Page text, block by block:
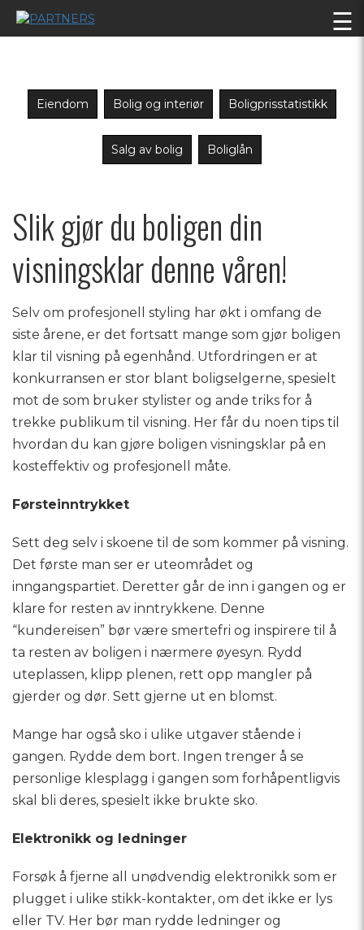
☰
Eiendom Bolig og interiør Boligprisstatistikk
Salg av bolig Boliglån
Slik gjør du boligen din
visningsklar denne våren!
Selv om profesjonell styling har økt i omfang de
siste årene, er det fortsatt mange som gjør boligen
klar til visning på egenhånd. Utfordringen er at
konkurransen er stor blant boligselgerne, spesielt
mot de som bruker stylister og ande triks for å
trekke publikum til visning. Her får du noen tips til
hvordan du kan gjøre boligen visningsklar på en
kosteffektiv og profesjonell måte.
Førsteinntrykket
Sett deg selv i skoene til de som kommer på visning.
Det første man ser er uteområdet og
inngangspartiet. Deretter går de inn i gangen og er
klare for resten av inntrykkene. Denne
“kundereisen” bør være smertefri og inspirere til å
ta resten av boligen i nærmere øyesyn. Rydd
uteplassen, klipp plenen, rett opp mangler på
gjerder og dør. Sett gjerne ut en blomst.
Mange har også sko i ulike utgaver stående i
gangen. Rydde dem bort. Ingen trenger å se
personlige klesplagg i gangen som forhåpentligvis
skal bli deres, spesielt ikke brukte sko.
Elektronikk og ledninger
Forsøk å fjerne all unødvendig elektronikk som er
plugget i ulike stikk-kontakter, om det ikke er lys
eller TV. Her bør man rydde ledninger og